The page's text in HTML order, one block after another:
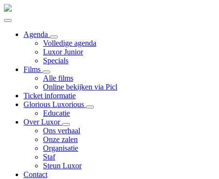
Agenda
Volledige agenda
Luxor Junior
Specials
Films
Alle films
Online bekijken via Picl
Ticket informatie
Glorious Luxorious
Educatie
Over Luxor
Ons verhaal
Onze zalen
Organisatie
Staf
Steun Luxor
Contact